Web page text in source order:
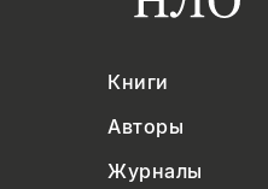
Книги
Авторы
Журналы